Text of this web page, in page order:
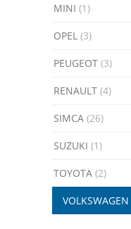
MINI (1)
OPEL (3)
PEUGEOT (3)
RENAULT (4)
SIMCA (26)
SUZUKI (1)
TOYOTA (2)
VOLKSWAGEN